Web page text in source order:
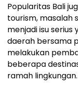
Popularitas Bali
tourism, masalah
menjadi isu
daerah bersama
melakukan
beberapa
ramah lingkungan.